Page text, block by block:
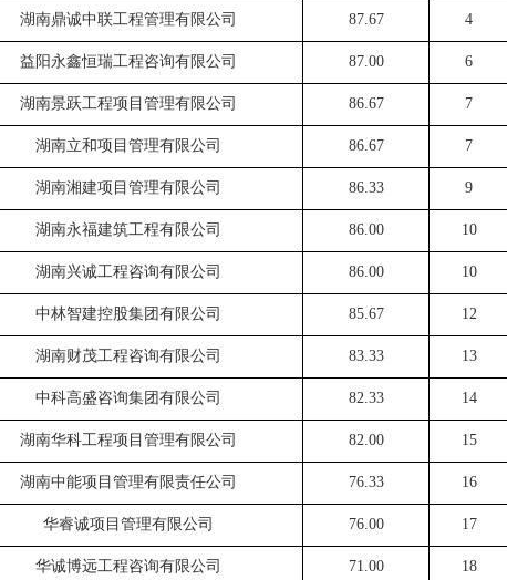
湖南鼎诚中联工程管理有限公司 87.67 4
益阳永鑫恒瑞工程咨询有限公司 87.00 6
湖南景跃工程项目管理有限公司 86.67 7
湖南立和项目管理有限公司 86.67 7
湖南湘建项目管理有限公司 86.33 9
湖南永福建筑工程有限公司 86.00 10
湖南兴诚工程咨询有限公司 86.00 10
中林智建控股集团有限公司 85.67 12
湖南财茂工程咨询有限公司 83.33 13
中科高盛咨询集团有限公司 82.33 14
湖南华科工程项目管理有限公司 82.00 15
湖南中能项目管理有限责任公司 76.33 16
华睿诚项目管理有限公司 76.00 17
华诚博远工程咨询有限公司 71.00 18